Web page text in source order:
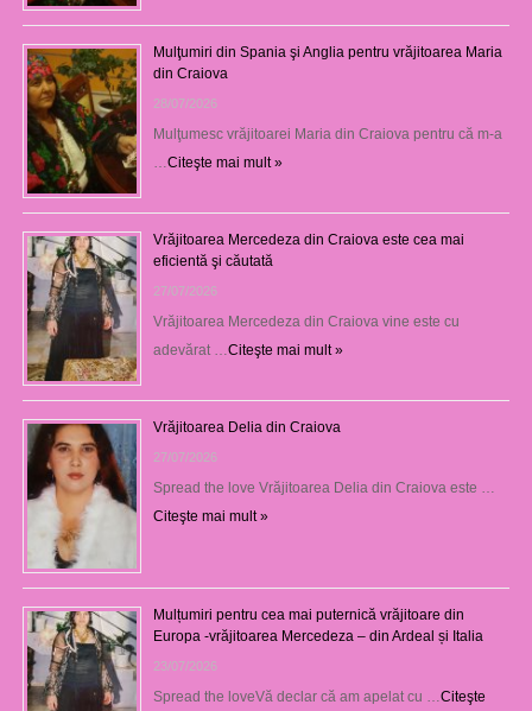
Mulţumiri din Spania şi Anglia pentru vrăjitoarea Maria
din Craiova
28/07/2026
Mulţumesc vrăjitoarei Maria din Craiova pentru că m-a
…Citeşte mai mult »
Vrăjitoarea Mercedeza din Craiova este cea mai
eficientă şi căutată
27/07/2026
Vrăjitoarea Mercedeza din Craiova vine este cu
adevărat …Citeşte mai mult »
Vrăjitoarea Delia din Craiova
27/07/2026
Spread the love Vrăjitoarea Delia din Craiova este …
Citeşte mai mult »
Mulțumiri pentru cea mai puternică vrăjitoare din
Europa -vrăjitoarea Mercedeza – din Ardeal și Italia
23/07/2026
Spread the loveVă declar că am apelat cu …Citeşte